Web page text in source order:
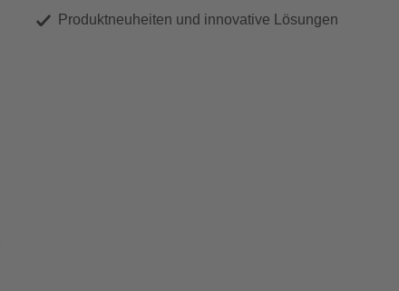
Produktneuheiten und innovative Lösungen